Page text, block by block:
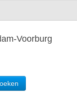
Voorburg